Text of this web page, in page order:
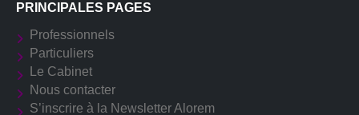
PRINCIPALES PAGES
Professionnels
Particuliers
Le Cabinet
Nous contacter
S’inscrire à la Newsletter Alorem